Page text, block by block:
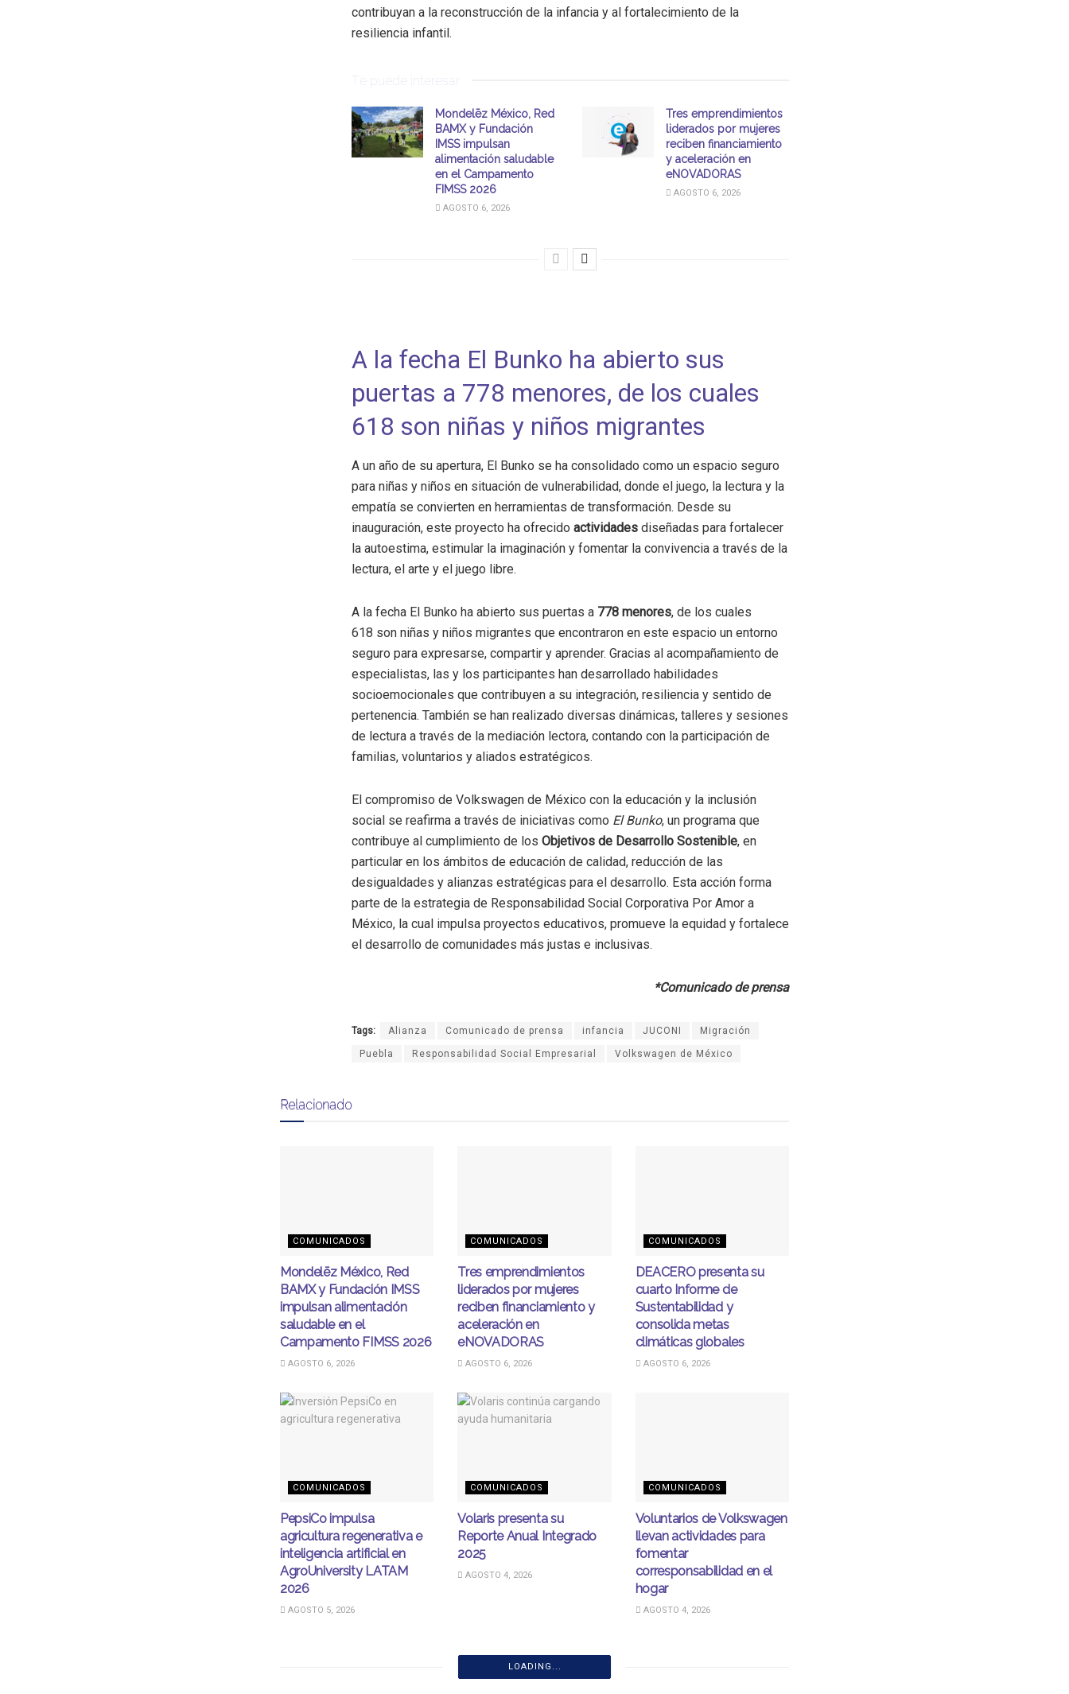
contribuyan a la reconstrucción de la infancia y al fortalecimiento de la
resiliencia infantil.
Te puede interesar
Mondelēz México, Red
BAMX y Fundación
IMSS impulsan
alimentación saludable
en el Campamento
FIMSS 2026
AGOSTO 6, 2026
Tres emprendimientos
liderados por mujeres
reciben financiamiento
y aceleración en
eNOVADORAS
AGOSTO 6, 2026
A la fecha El Bunko ha abierto sus
puertas a 778 menores, de los cuales
618 son niñas y niños migrantes
A un año de su apertura, El Bunko se ha consolidado como un espacio seguro
para niñas y niños en situación de vulnerabilidad, donde el juego, la lectura y la
empatía se convierten en herramientas de transformación. Desde su
inauguración, este proyecto ha ofrecido actividades diseñadas para fortalecer
la autoestima, estimular la imaginación y fomentar la convivencia a través de la
lectura, el arte y el juego libre.
A la fecha El Bunko ha abierto sus puertas a 778 menores, de los cuales
618 son niñas y niños migrantes que encontraron en este espacio un entorno
seguro para expresarse, compartir y aprender. Gracias al acompañamiento de
especialistas, las y los participantes han desarrollado habilidades
socioemocionales que contribuyen a su integración, resiliencia y sentido de
pertenencia. También se han realizado diversas dinámicas, talleres y sesiones
de lectura a través de la mediación lectora, contando con la participación de
familias, voluntarios y aliados estratégicos.
El compromiso de Volkswagen de México con la educación y la inclusión
social se reafirma a través de iniciativas como El Bunko, un programa que
contribuye al cumplimiento de los Objetivos de Desarrollo Sostenible, en
particular en los ámbitos de educación de calidad, reducción de las
desigualdades y alianzas estratégicas para el desarrollo. Esta acción forma
parte de la estrategia de Responsabilidad Social Corporativa Por Amor a
México, la cual impulsa proyectos educativos, promueve la equidad y fortalece
el desarrollo de comunidades más justas e inclusivas.
*Comunicado de prensa
Tags: Alianza Comunicado de prensa infancia JUCONI Migración
Puebla Responsabilidad Social Empresarial Volkswagen de México
Relacionado
COMUNICADOS
Mondelēz México, Red
BAMX y Fundación IMSS
impulsan alimentación
saludable en el
Campamento FIMSS 2026
AGOSTO 6, 2026
COMUNICADOS
Tres emprendimientos
liderados por mujeres
reciben financiamiento y
aceleración en
eNOVADORAS
AGOSTO 6, 2026
COMUNICADOS
DEACERO presenta su
cuarto Informe de
Sustentabilidad y
consolida metas
climáticas globales
AGOSTO 6, 2026
COMUNICADOS
PepsiCo impulsa
agricultura regenerativa e
inteligencia artificial en
AgroUniversity LATAM
2026
AGOSTO 5, 2026
COMUNICADOS
Volaris presenta su
Reporte Anual Integrado
2025
AGOSTO 4, 2026
COMUNICADOS
Voluntarios de Volkswagen
llevan actividades para
fomentar
corresponsabilidad en el
hogar
AGOSTO 4, 2026
LOADING...